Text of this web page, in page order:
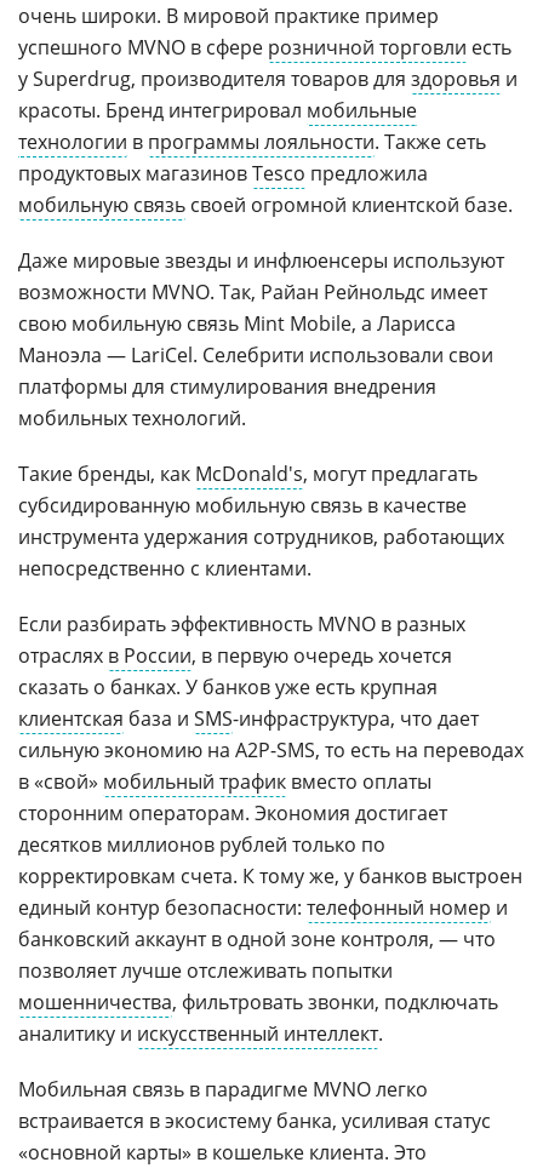
очень широки. В мировой практике пример
успешного MVNO в сфере розничной торговли есть
у Superdrug, производителя товаров для здоровья и
красоты. Бренд интегрировал мобильные
технологии в программы лояльности. Также сеть
продуктовых магазиновTesco предложила
мобильную связь своей огромной клиентской базе.
Даже мировые звезды и инфлюенсеры используют
возможности MVNO. Так, Райан Рейнольдс имеет
свою мобильную связь Mint Mobile, а Ларисса
Маноэла — LariCel. Селебрити использовали свои
платформы для стимулирования внедрения
мобильных технологий.
Такие бренды, как McDonald's, могут предлагать
субсидированную мобильную связь в качестве
инструмента удержания сотрудников, работающих
непосредственно с клиентами.
Если разбирать эффективность MVNO в разных
отраслях в России, в первую очередь хочется
сказать о банках. У банков уже есть крупная
клиентская база и SMS-инфраструктура, что дает
сильную экономию на A2P-SMS, то есть на переводах
в «свой» мобильный трафик вместо оплаты
сторонним операторам. Экономия достигает
десятков миллионов рублей только по
корректировкам счета. К тому же, у банков выстроен
единый контур безопасности: телефонный номер и
банковский аккаунт в одной зоне контроля, — что
позволяет лучше отслеживать попытки
мошенничества, фильтровать звонки, подключать
аналитику и искусственный интеллект.
Мобильная связь в парадигме MVNO легко
встраивается в экосистему банка, усиливая статус
«основной карты» в кошельке клиента. Это